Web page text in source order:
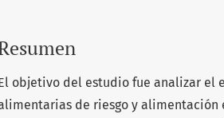
objetivo del estudio fue analizar el
de riesgo y alimentación